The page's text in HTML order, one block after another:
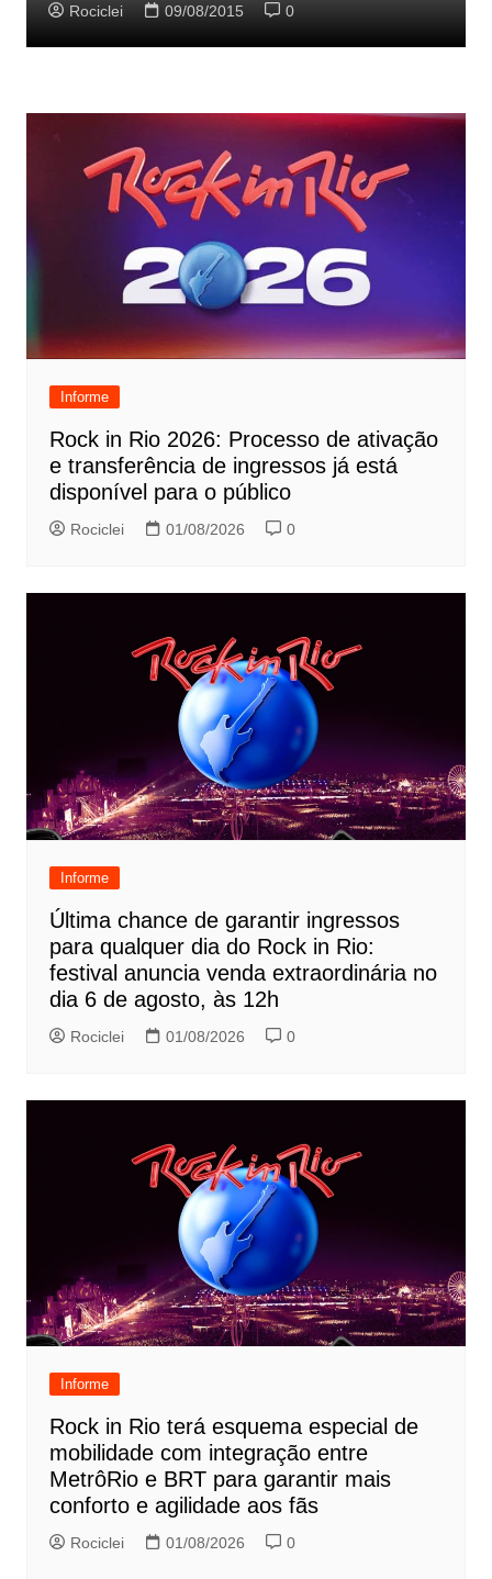
Rociclei 09/08/2015 0
Informe
Rock in Rio 2026: Processo de ativação
e transferência de ingressos já está
disponível para o público
Rociclei 01/08/2026 0
Informe
Última chance de garantir ingressos
para qualquer dia do Rock in Rio:
festival anuncia venda extraordinária no
dia 6 de agosto, às 12h
Rociclei 01/08/2026 0
Informe
Rock in Rio terá esquema especial de
mobilidade com integração entre
MetrôRio e BRT para garantir mais
conforto e agilidade aos fãs
Rociclei 01/08/2026 0